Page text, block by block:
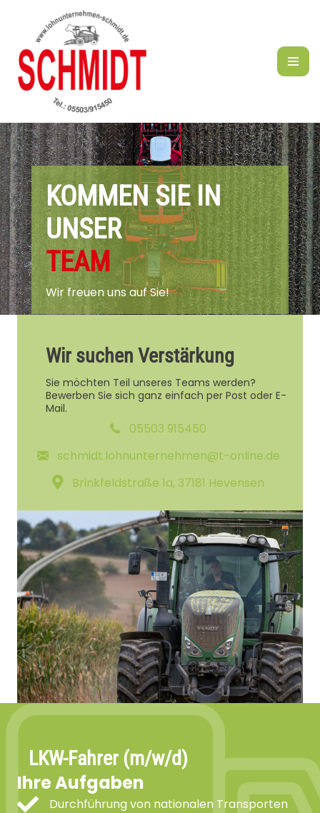
Inhalt
springen
KOMMEN SIE IN
UNSER
TEAM
Wir freuen uns auf Sie!
Wir suchen Verstärkung
Sie möchten Teil unseres Teams werden?
Bewerben Sie sich ganz einfach per Post oder E-
Mail.
05503 915450
schmidt.lohnunternehmen@t-online.de
Brinkfeldstraße 1a, 37181 Hevensen
LKW-Fahrer (m/w/d)
Ihre Aufgaben
Durchführung von nationalen Transporten